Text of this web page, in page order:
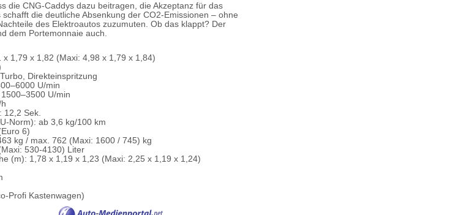
die CNG-Caddys dazu beitragen, die Akzeptanz für das
die deutliche Absenkung der CO2-Emissionen – ohne
des Elektroautos zuzumuten. Ob das klappt? Der
dem Portemonnaie auch.
1,79 x 1,82 (Maxi: 4,98 x 1,79 x 1,84)
Direkteinspritzung
U/min
U/min
12,2 Sek.
Norm): ab 3,6 kg/100 km
6)
kg / max. 762 (Maxi: 1600 / 745) kg
530-4130) Liter
(m): 1,78 x 1,19 x 1,23 (Maxi: 2,25 x 1,19 x 1,24)
Profi Kastenwagen)